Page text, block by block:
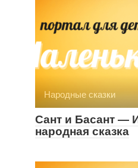
Народные сказки
Сант и Басант —
народная сказка